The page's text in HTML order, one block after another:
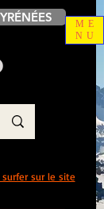
sur le site
ME
NU